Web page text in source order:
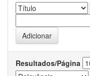
Resultados/Página